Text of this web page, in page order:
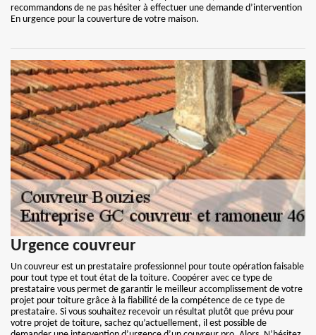
recommandons de ne pas hésiter à effectuer une demande d’intervention
En urgence pour la couverture de votre maison.
Urgence couvreur
Un couvreur est un prestataire professionnel pour toute opération faisable
pour tout type et tout état de la toiture. Coopérer avec ce type de
prestataire vous permet de garantir le meilleur accomplissement de votre
projet pour toiture grâce à la fiabilité de la compétence de ce type de
prestataire. Si vous souhaitez recevoir un résultat plutôt que prévu pour
votre projet de toiture, sachez qu’actuellement, il est possible de